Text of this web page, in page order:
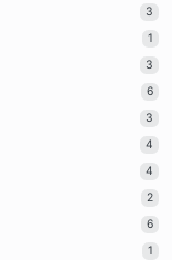
3
1
3
6
3
4
4
2
6
1